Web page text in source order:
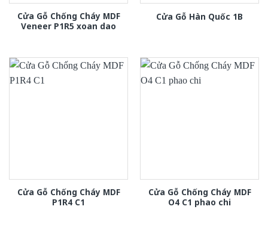
Cửa Gỗ Chống Cháy MDF
Veneer P1R5 xoan dao
Cửa Gỗ Hàn Quốc 1B
Cửa Gỗ Chống Cháy MDF
P1R4 C1
Cửa Gỗ Chống Cháy MDF
O4 C1 phao chi